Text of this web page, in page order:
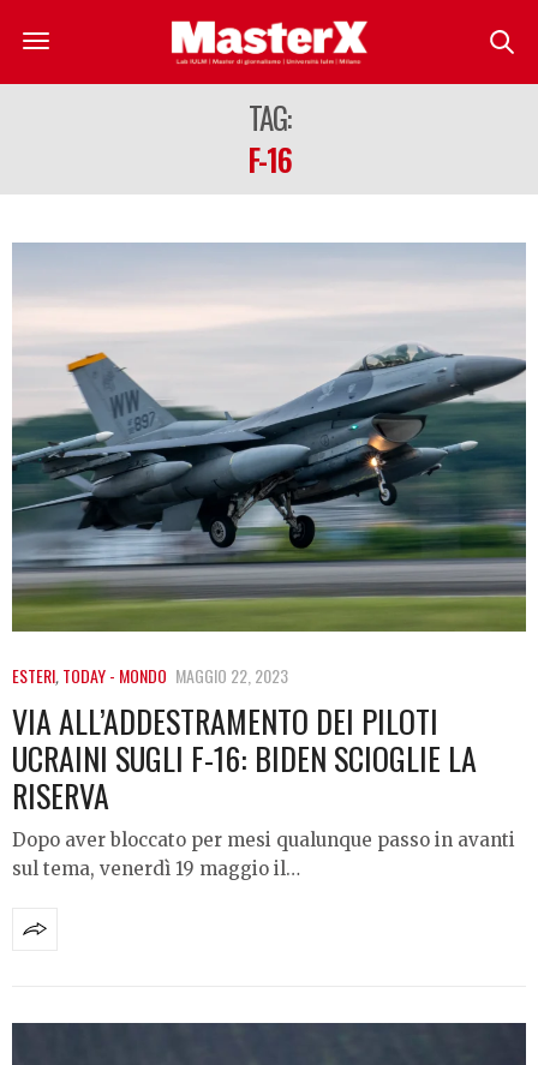
TAG:
F-16
ESTERI,TODAY - MONDO MAGGIO 22, 2023
VIA ALL’ADDESTRAMENTO DEI PILOTI
UCRAINI SUGLI F-16: BIDEN SCIOGLIE LA
RISERVA
Dopo aver bloccato per mesi qualunque passo in avanti
sul tema, venerdì 19 maggio il…